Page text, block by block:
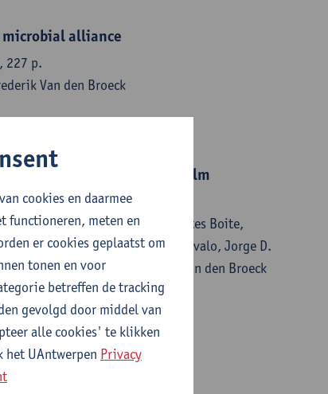
alliance
227 p.
Van den Broeck
across the neotropical realm
1-14
Pinto Brandao-Filho, Mariana Cortes Boite,
Llanos-Cuentas, Jorge Arevalo, Jorge D.
, Elisa Cupolillo, Frederik van den Broeck
protozoa
1-15
cookies en daarmee
functioneren, meten en
er cookies geplaatst om
tonen en voor
betreffen de tracking
gevolgd door middel van
alle cookies' te klikken
het UAntwerpen Privacy